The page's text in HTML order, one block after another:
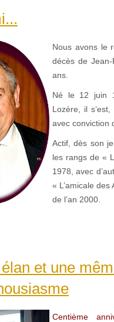
Nous avons le
décès de Jean-
ans.
Né le 12 juin
Lozère, il
avec conviction
Actif, dès son
les rangs de «
1978, avec
« L’amicale des
de l’an 2000.
et une
Centième